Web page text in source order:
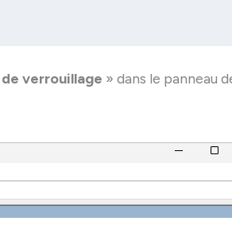
verrouillage » dans le panneau